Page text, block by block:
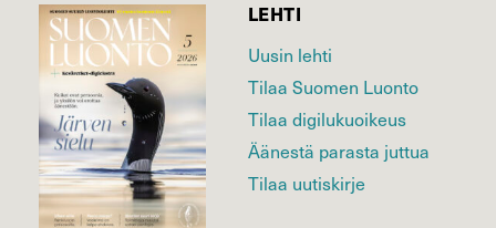
LEHTI
Uusin lehti
Tilaa Suomen Luonto
Tilaa digilukuoikeus
Äänestä parasta juttua
Tilaa uutiskirje